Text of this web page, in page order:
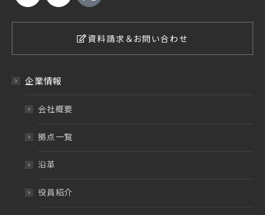
資料請求＆お問い合わせ
企業情報
会社概要
拠点一覧
沿革
役員紹介